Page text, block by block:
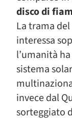
disco di
La trama
interessa
l’umanità
sistema
invece dal
sorteggiato